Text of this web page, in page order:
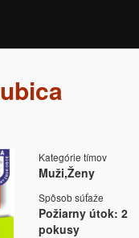
Kategórie tímov
Muži,Ženy
Spôsob súťaže
Požiarny útok: 2
pokusy